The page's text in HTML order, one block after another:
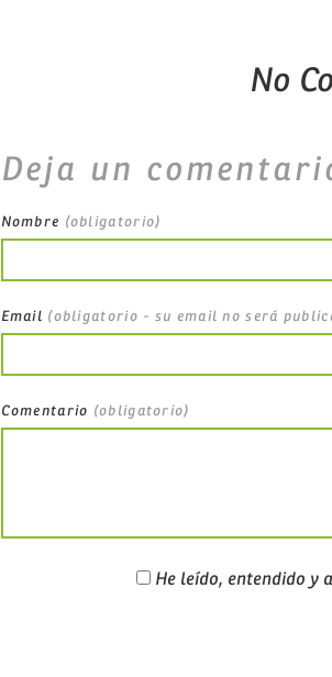
No
Deja un
Nombre (obligatorio)
Email (obligatorio - su email no será
Comentario (obligatorio)
He leído, entendido y